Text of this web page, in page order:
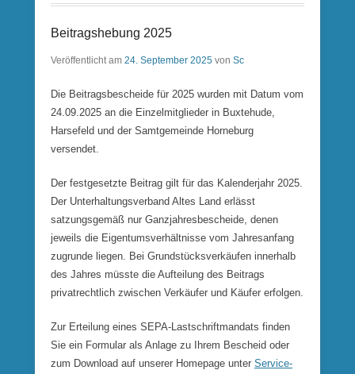
Beitragshebung 2025
Veröffentlicht am 24. September 2025 von Sc
Die Beitragsbescheide für 2025 wurden mit Datum vom
24.09.2025 an die Einzelmitglieder in Buxtehude,
Harsefeld und der Samtgemeinde Horneburg
versendet.
Der festgesetzte Beitrag gilt für das Kalenderjahr 2025.
Der Unterhaltungsverband Altes Land erlässt
satzungsgemäß nur Ganzjahresbescheide, denen
jeweils die Eigentumsverhältnisse vom Jahresanfang
zugrunde liegen. Bei Grundstücksverkäufen innerhalb
des Jahres müsste die Aufteilung des Beitrags
privatrechtlich zwischen Verkäufer und Käufer erfolgen.
Zur Erteilung eines SEPA-Lastschriftmandats finden
Sie ein Formular als Anlage zu Ihrem Bescheid oder
zum Download auf unserer Homepage unter Service-